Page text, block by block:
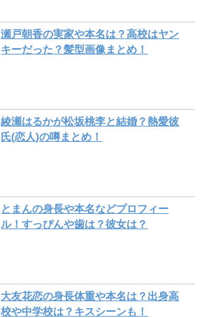
瀬戸朝香の実家や本名は？高校はヤン
キーだった？髪型画像まとめ！
綾瀬はるかが松坂桃李と結婚？熱愛彼
氏(恋人)の噂まとめ！
とまんの身長や本名などプロフィー
ル！すっぴんや歯は？彼女は？
大友花恋の身長体重や本名は？出身高
校や中学校は？キスシーンも！